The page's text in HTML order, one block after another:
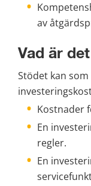
av
Vad är
Stödet kan
Kostnader
En
regler.
En